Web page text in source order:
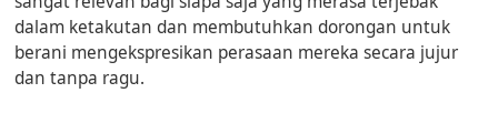
dalam ketakutan dan membutuhkan dorongan untuk
berani mengekspresikan perasaan mereka secara jujur
dan tanpa ragu.